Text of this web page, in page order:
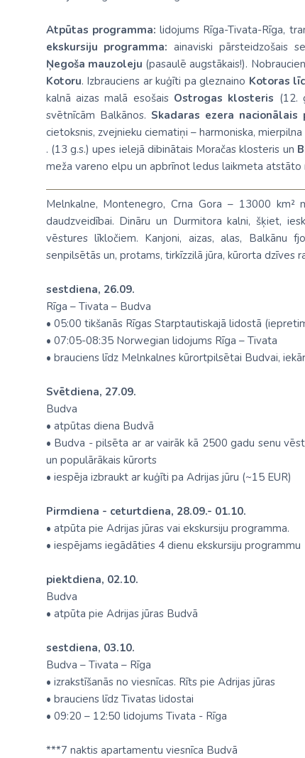
Atpūtas programma: lidojums Rīga-Tivata-Rīga,
ekskursiju programma: ainaviski pārsteidzošais
Ņegoša mauzoleju (pasaulē augstākais!).
Kotoru. Izbrauciens ar kuģīti pa gleznaino Kotoras
kalnā aizas malā esošais Ostrogas klosteris (12.
svētnīcām Balkānos. Skadaras ezera nacionālais
cietoksnis, zvejnieku ciematiņi – harmoniska, mierpilna
. (13 g.s.) upes ielejā dibinātais Moračas klosteris un
meža vareno elpu un apbrīnot ledus laikmeta
Melnkalne, Montenegro, Crna Gora – 13000 km²
daudzveidībai. Dināru un Durmitora kalni, šķiet,
vēstures līkločiem. Kanjoni, aizas, alas, Balkānu
senpilsētās un, protams, tirkīzzilā jūra, kūrorta dzīves
sestdiena, 26.09.
Rīga – Tivata – Budva
• 05:00 tikšanās Rīgas Starptautiskajā lidostā
• 07:05-08:35 Norwegian lidojums Rīga – Tivata
• brauciens līdz Melnkalnes kūrortpilsētai Budvai,
Svētdiena, 27.09.
Budva
• atpūtas diena Budvā
• Budva - pilsēta ar ar vairāk kā 2500 gadu senu
un populārākais kūrorts
• iespēja izbraukt ar kuģīti pa Adrijas jūru (~15 EUR)
Pirmdiena - ceturtdiena, 28.09.- 01.10.
• atpūta pie Adrijas jūras vai ekskursiju programma.
• iespējams iegādāties 4 dienu ekskursiju programmu
piektdiena, 02.10.
Budva
• atpūta pie Adrijas jūras Budvā
sestdiena, 03.10.
Budva – Tivata – Rīga
• izrakstīšanās no viesnīcas. Rīts pie Adrijas jūras
• brauciens līdz Tivatas lidostai
• 09:20 – 12:50 lidojums Tivata - Rīga
***7 naktis apartamentu viesnīca Budvā